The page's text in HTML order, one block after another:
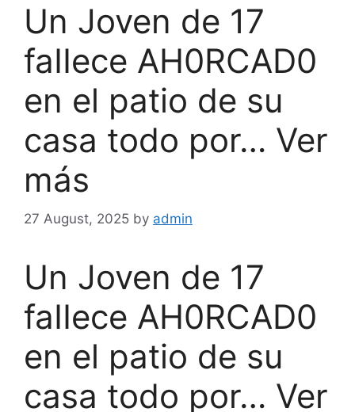
Un Joven de 17
faIIece AH0RCAD0
en el patio de su
casa todo por… Ver
más
27 August, 2025 by admin
Un Joven de 17
faIIece AH0RCAD0
en el patio de su
casa todo por… Ver